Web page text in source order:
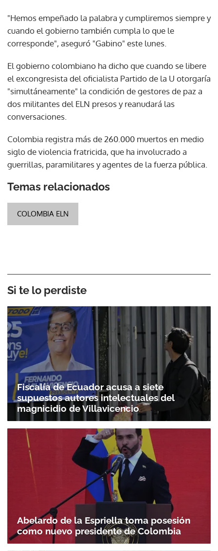
"Hemos empeñado la palabra y cumpliremos siempre y
cuando el gobierno también cumpla lo que le
corresponde", aseguró "Gabino" este lunes.
El gobierno colombiano ha dicho que cuando se libere
el excongresista del oficialista Partido de la U otorgaría
"simultáneamente" la condición de gestores de paz a
dos militantes del ELN presos y reanudará las
conversaciones.
Colombia registra más de 260.000 muertos en medio
siglo de violencia fratricida, que ha involucrado a
guerrillas, paramilitares y agentes de la fuerza pública.
Temas relacionados
COLOMBIA ELN
Si te lo perdiste
Fiscalía de Ecuador acusa a siete
supuestos autores intelectuales del
magnicidio de Villavicencio
Abelardo de la Espriella toma posesión
como nuevo presidente de Colombia